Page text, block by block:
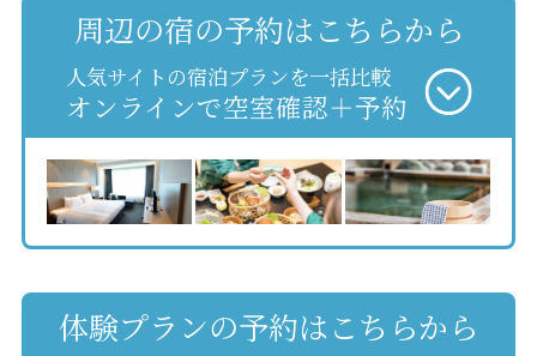
周辺の宿の予約はこちらから
人気サイトの宿泊プランを一括比較
オンラインで空室確認＋予約
体験プランの予約はこちらから